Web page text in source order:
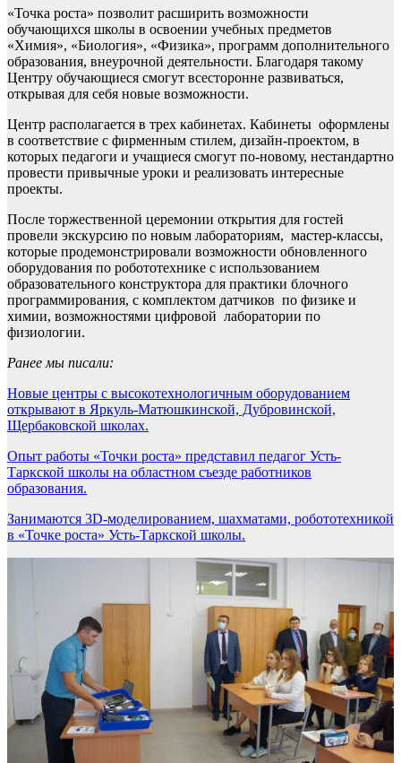
«Точка роста» позволит расширить возможности
обучающихся школы в освоении учебных предметов
«Химия», «Биология», «Физика», программ дополнительного
образования, внеурочной деятельности. Благодаря такому
Центру обучающиеся смогут всесторонне развиваться,
открывая для себя новые возможности.
Центр располагается в трех кабинетах. Кабинеты оформлены
в соответствие с фирменным стилем, дизайн-проектом, в
которых педагоги и учащиеся смогут по-новому, нестандартно
провести привычные уроки и реализовать интересные
проекты.
После торжественной церемонии открытия для гостей
провели экскурсию по новым лабораториям, мастер-классы,
которые продемонстрировали возможности обновленного
оборудования по робототехнике с использованием
образовательного конструктора для практики блочного
программирования, с комплектом датчиков по физике и
химии, возможностями цифровой лаборатории по
физиологии.
Ранее мы писали:
Новые центры с высокотехнологичным оборудованием
открывают в Яркуль-Матюшкинской, Дубровинской,
Щербаковской школах.
Опыт работы «Точки роста» представил педагог Усть-
Таркской школы на областном съезде работников
образования.
Занимаются 3D-моделированием, шахматами, робототехникой
в «Точке роста» Усть-Таркской школы.